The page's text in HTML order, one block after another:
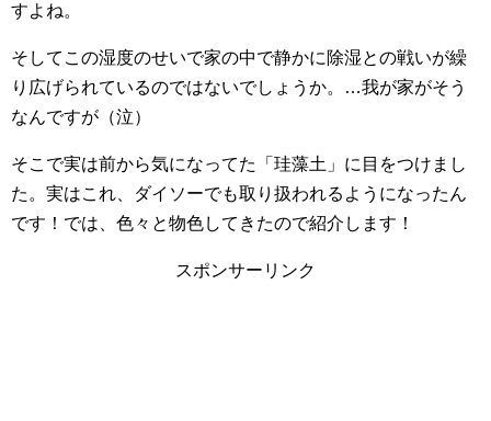
すよね。
そしてこの湿度のせいで家の中で静かに除湿との戦いが繰
り広げられているのではないでしょうか。…我が家がそう
なんですが（泣）
そこで実は前から気になってた「珪藻土」に目をつけまし
た。実はこれ、ダイソーでも取り扱われるようになったん
です！では、色々と物色してきたので紹介します！
スポンサーリンク